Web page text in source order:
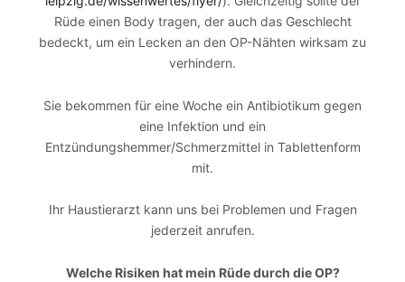
Rüde einen Body tragen, der auch das Geschlecht
bedeckt, um ein Lecken an den OP-Nähten wirksam zu
verhindern.
Sie bekommen für eine Woche ein Antibiotikum gegen
eine Infektion und ein
Entzündungshemmer/Schmerzmittel in Tablettenform
mit.
Ihr Haustierarzt kann uns bei Problemen und Fragen
jederzeit anrufen.
Welche Risiken hat mein Rüde durch die OP?